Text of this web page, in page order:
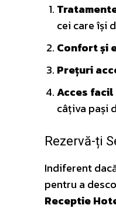
cei care își
Confort și
Prețuri
Acces
câțiva pași
Rezervă-ți
Indiferent
pentru a
Receptie